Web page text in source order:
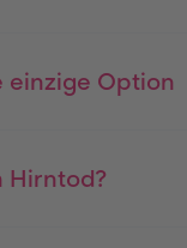
einzige Option
Hirntod?